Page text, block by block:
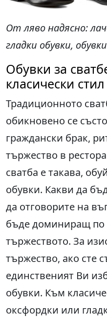
От ляво надясно:
гладки обувки, обув
Обувки за
класически стил
Традиционното
обикновено се
граждански брак,
тържество в
сватба е такава,
обувки. Какви да
да отговорите на
бъде доминиращ по
тържеството. За
тържество, ако сте
единственият Ви
обувки. Към
оксфордки или